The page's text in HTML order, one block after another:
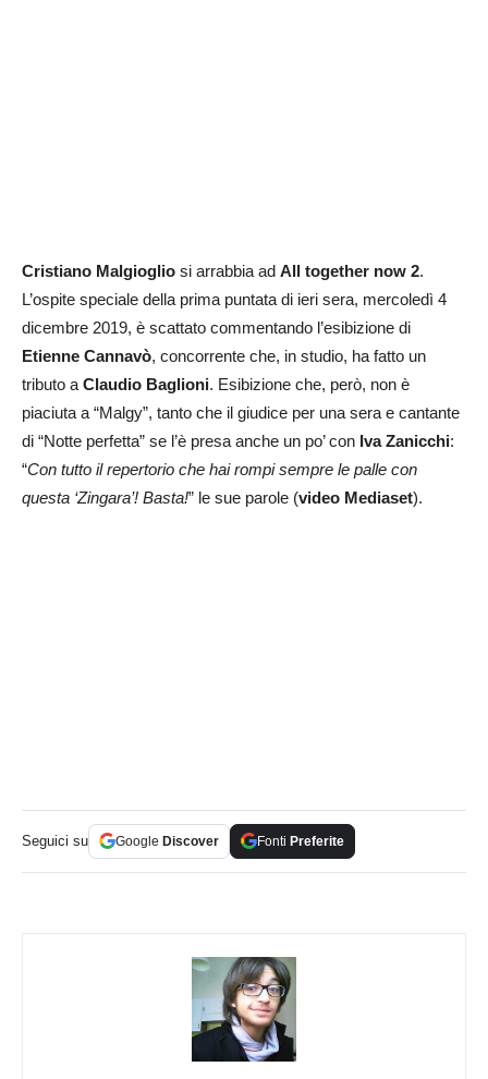
Cristiano Malgioglio si arrabbia ad All together now 2.
L’ospite speciale della prima puntata di ieri sera, mercoledì 4
dicembre 2019, è scattato commentando l’esibizione di
Etienne Cannavò, concorrente che, in studio, ha fatto un
tributo aClaudio Baglioni. Esibizione che, però, non è
piaciuta a “Malgy”, tanto che il giudice per una sera e cantante
di “Notte perfetta” se l’è presa anche un po’ con Iva Zanicchi:
“Con tutto il repertorio che hai rompi sempre le palle con
questa ‘Zingara’! Basta!” le sue parole (video Mediaset).
Seguici su Google Discover Fonti Preferite